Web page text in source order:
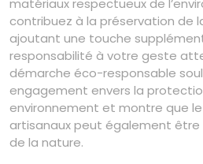
matériaux respectueux de
contribuez à la préservation de
ajoutant une touche
responsabilité à votre geste
démarche éco-responsable
engagement envers la
environnement et montre que
artisanaux peut également
de la nature.